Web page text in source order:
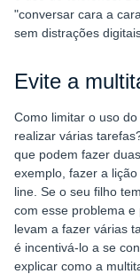
"conversar cara a
sem distrações
Evite a
Como limitar o uso
realizar várias
que podem fazer
exemplo, fazer a
line. Se o seu filho
com esse problema
levam a fazer várias
é incentivá-lo a se
explicar como a